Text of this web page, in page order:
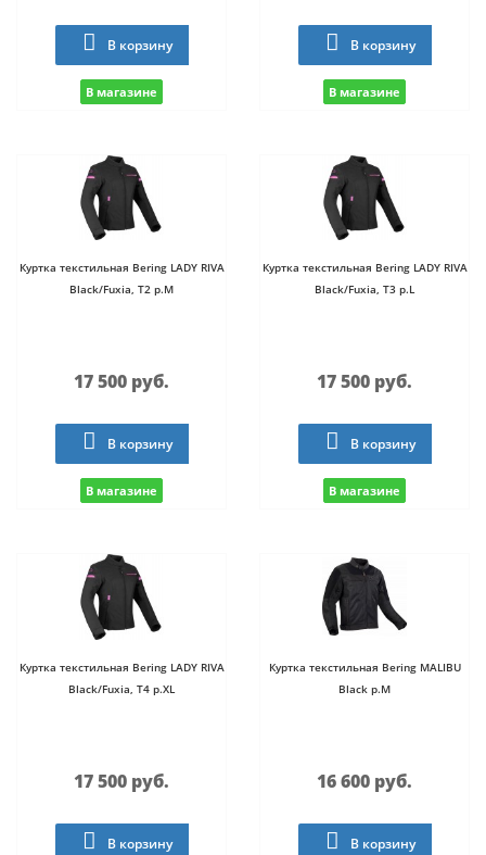
В корзину
В магазине
В корзину
В магазине
Куртка текстильная Bering LADY RIVA
Black/Fuxia, T2 р.M
17 500 руб.
В корзину
В магазине
Куртка текстильная Bering LADY RIVA
Black/Fuxia, T3 р.L
17 500 руб.
В корзину
В магазине
Куртка текстильная Bering LADY RIVA
Black/Fuxia, T4 р.XL
17 500 руб.
В корзину
Куртка текстильная Bering MALIBU
Black р.M
16 600 руб.
В корзину